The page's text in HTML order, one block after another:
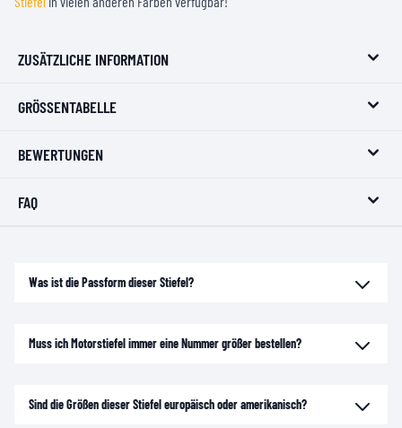
ZUSÄTZLICHE INFORMATION
GRÖSSENTABELLE
BEWERTUNGEN
FAQ
Was ist die Passform dieser Stiefel?
Muss ich Motorstiefel immer eine Nummer größer bestellen?
Sind die Größen dieser Stiefel europäisch oder amerikanisch?